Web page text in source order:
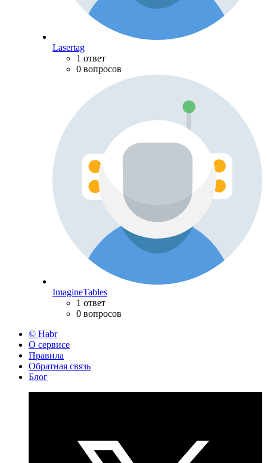
Lasertag
1 ответ
0 вопросов
ImagineTables
1 ответ
0 вопросов
© Habr
О сервисе
Правила
Обратная связь
Блог